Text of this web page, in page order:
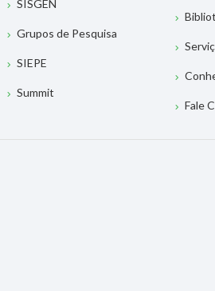
SISGEN
Grupos de Pesquisa
SIEPE
Summit
Fale